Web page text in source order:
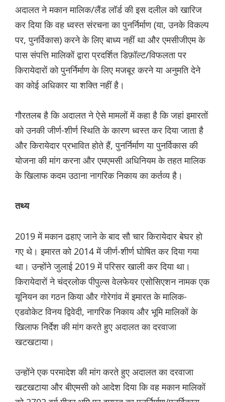
अदालत ने मकान मालिक/लैंड लॉर्ड की इस दलील को खारिज
कर दिया कि वह ध्वस्त संरचना का पुनर्निर्माण (या, उनके विकल्प
पर, पुनर्विकास) करने के लिए बाध्य नहीं था और एमसीजीएम के
पास संपत्ति मालिकों द्वारा प्रदर्शित डिफ़ॉल्ट/विफलता पर
किरायेदारों को पुनर्निर्माण के लिए मजबूर करने या अनुमति देने
का कोई अधिकार या शक्ति नहीं है।
गौरतलब है कि अदालत ने ऐसे मामलों में कहा है कि जहां इमारतों
को उनकी जीर्ण-शीर्ण स्थिति के कारण ध्वस्त कर दिया जाता है
और किरायेदार प्रभावित होते हैं, पुनर्निर्माण या पुनर्विकास की
योजना की मांग करना और एमएमसी अधिनियम के तहत मालिक
के खिलाफ कदम उठाना नागरिक निकाय का कर्तव्य है।
तथ्य
2019 में मकान ढहाए जाने के बाद सौ चार किरायेदार बेघर हो
गए थे। इमारत को 2014 में जीर्ण-शीर्ण घोषित कर दिया गया
था। उन्होंने जुलाई 2019 में परिसर खाली कर दिया था।
किरायेदारों ने चंद्रलोक पीपुल्स वेलफेयर एसोसिएशन नामक एक
यूनियन का गठन किया और गोरेगांव में इमारत के मालिक-
एडवोकेट विनय द्विवेदी, नागरिक निकाय और भूमि मालिकों के
खिलाफ निर्देश की मांग करते हुए अदालत का दरवाजा
खटखटाया।
उन्होंने एक परमादेश की मांग करते हुए अदालत का दरवाजा
खटखटाया और बीएमसी को आदेश दिया कि वह मकान मालिकों